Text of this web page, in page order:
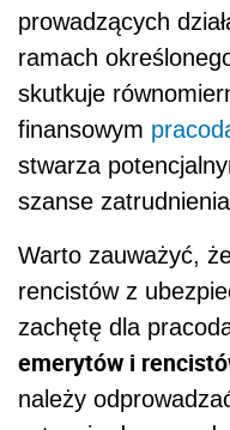
prowadzących
ramach
skutkuje
finansowym
stwarza
szanse
Warto zauważyć,
rencistów z
zachętę dla
emerytów i
należy